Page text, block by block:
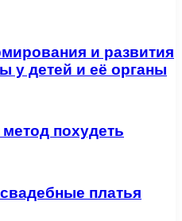
и развития
у детей и её органы
похудеть
платья